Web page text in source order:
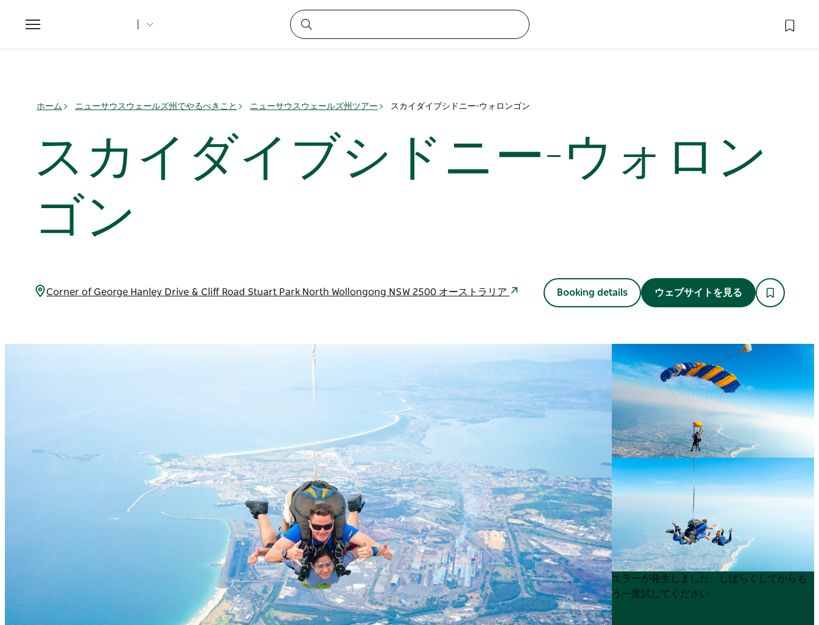
Toggle
navigation
ホーム ニューサウスウェールズ州でやるべきこと ニューサウスウェールズ州ツアー スカイダイブシドニー-ウォロンゴン
スカイダイブシドニー-ウォロン
ゴン
Corner of George Hanley Drive & Cliff Road Stuart Park North Wollongong NSW 2500 オーストラリア Booking details ウェブサイトを見る
Product
List
Product
List
エラーが発生しました。しばらくしてからも
う一度試してください